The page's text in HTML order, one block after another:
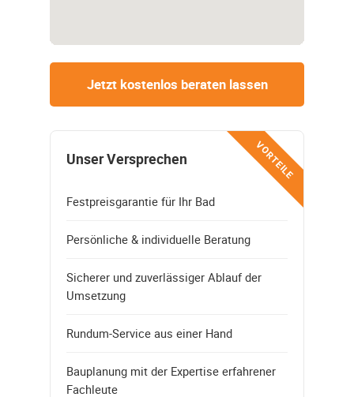
Jetzt kostenlos beraten lassen
VORTEILE
Unser Versprechen
Festpreisgarantie für Ihr Bad
Persönliche & individuelle Beratung
Sicherer und zuverlässiger Ablauf der
Umsetzung
Rundum-Service aus einer Hand
Bauplanung mit der Expertise erfahrener
Fachleute